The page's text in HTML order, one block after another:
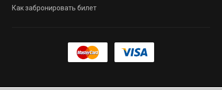
Как забронировать билет